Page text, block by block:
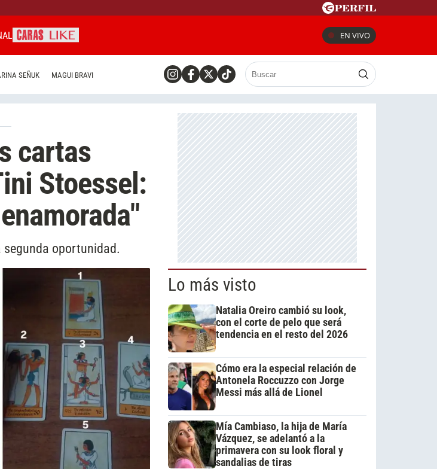
EN VIVO
SEÑUK MAGUI BRAVI
cartas
Stoessel:
oportunidad.
Lo más visto
Natalia Oreiro cambió su look,
con el corte de pelo que será
tendencia en el resto del 2026
Cómo era la especial relación de
Antonela Roccuzzo con Jorge
Messi más allá de Lionel
Mía Cambiaso, la hija de María
Vázquez, se adelantó a la
primavera con su look floral y
sandalias de tiras